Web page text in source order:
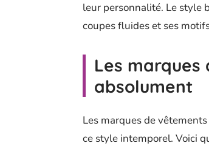
leur personnalité. Le style
coupes fluides et ses
Les
absolument
Les marques de
ce style intemporel. Voici